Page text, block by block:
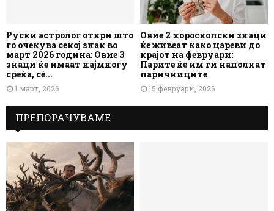
Руски астролог откри што
го очекува секој знак во
март 2026 година: Овие 3
знаци ќе имаат најмногу
среќа, сè...
1 март, 2026
Овие 2 хороскопски знаци
ќе живеат како цареви до
крајот на февруари:
Парите ќе им ги наполнат
паричниците
15 февруари, 2026
ПРЕПОРАЧУВАМЕ